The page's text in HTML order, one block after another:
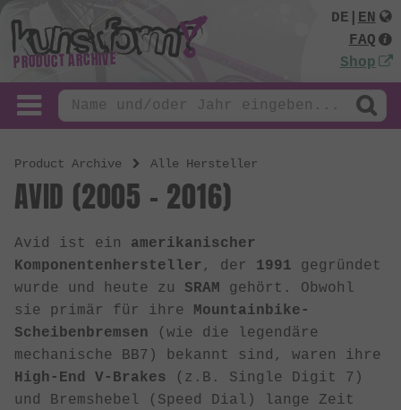
PRODUCT ARCHIVE
DE
EN
FAQ
Shop
Product Archive Alle Hersteller
AVID (2005 - 2016)
Avid ist ein amerikanischer
Komponentenhersteller , der 1991 gegründet
wurde und heute zu SRAM gehört. Obwohl
sie primär für ihre Mountainbike-
Scheibenbremsen (wie die legendäre
mechanische BB7) bekannt sind, waren ihre
High-End V-Brakes (z.B. Single Digit 7)
und Bremshebel (Speed Dial) lange Zeit